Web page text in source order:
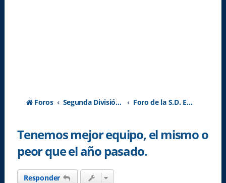
Foros Segunda División A - Temporada 2026-2027 Foro de la S.D. Eibar
Tenemos mejor equipo, el mismo o
peor que el año pasado.
Responder